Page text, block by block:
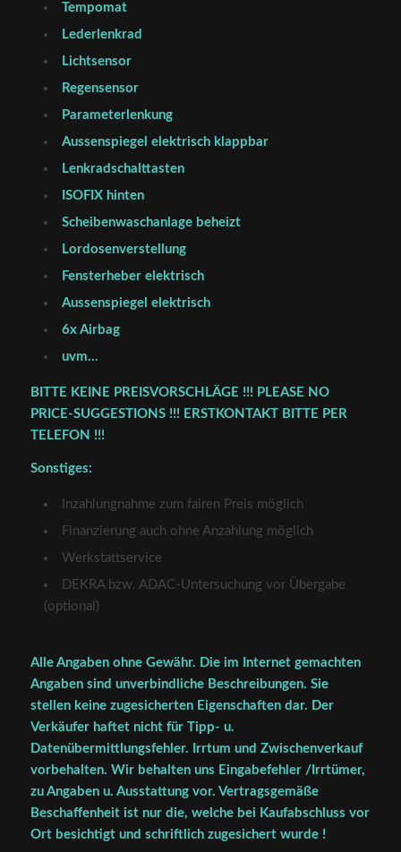
Tempomat
Lederlenkrad
Lichtsensor
Regensensor
Parameterlenkung
Aussenspiegel elektrisch klappbar
Lenkradschalttasten
ISOFIX hinten
Scheibenwaschanlage beheizt
Lordosenverstellung
Fensterheber elektrisch
Aussenspiegel elektrisch
6x Airbag
uvm…
BITTE KEINE PREISVORSCHLÄGE !!! PLEASE NO
PRICE-SUGGESTIONS !!! ERSTKONTAKT BITTE PER
TELEFON !!!
Sonstiges:
Inzahlungnahme zum fairen Preis möglich
Finanzierung auch ohne Anzahlung möglich
Werkstattservice
DEKRA bzw. ADAC-Untersuchung vor Übergabe
(optional)
Alle Angaben ohne Gewähr. Die im Internet gemachten
Angaben sind unverbindliche Beschreibungen. Sie
stellen keine zugesicherten Eigenschaften dar. Der
Verkäufer haftet nicht für Tipp- u.
Datenübermittlungsfehler. Irrtum und Zwischenverkauf
vorbehalten. Wir behalten uns Eingabefehler /Irrtümer,
zu Angaben u. Ausstattung vor. Vertragsgemäße
Beschaffenheit ist nur die, welche bei Kaufabschluss vor
Ort besichtigt und schriftlich zugesichert wurde !